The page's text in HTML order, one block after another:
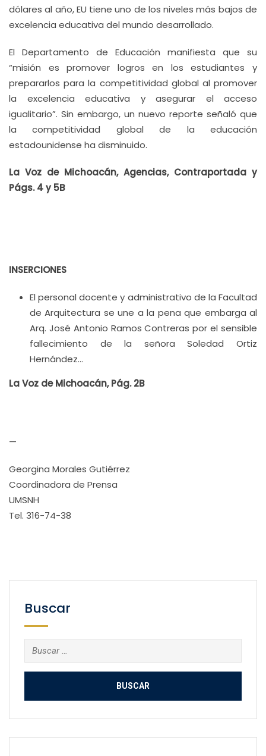
dólares al año, EU tiene uno de los niveles más bajos de
excelencia educativa del mundo desarrollado.
El Departamento de Educación manifiesta que su
“misión es promover logros en los estudiantes y
prepararlos para la competitividad global al promover
la excelencia educativa y asegurar el acceso
igualitario”. Sin embargo, un nuevo reporte señaló que
la competitividad global de la educación
estadounidense ha disminuido.
La Voz de Michoacán, Agencias, Contraportada y
Págs. 4 y 5B
INSERCIONES
El personal docente y administrativo de la Facultad
de Arquitectura se une a la pena que embarga al
Arq. José Antonio Ramos Contreras por el sensible
fallecimiento de la señora Soledad Ortiz
Hernández…
La Voz de Michoacán, Pág. 2B
—
Georgina Morales Gutiérrez
Coordinadora de Prensa
UMSNH
Tel. 316-74-38
Buscar
Buscar: